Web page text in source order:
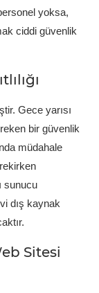
yoksa,
ciddi güvenlik
Gece yarısı
bir güvenlik
müdahale
sunucu
dış kaynak
Sitesi